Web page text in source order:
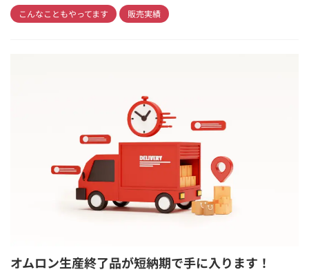
こんなこともやってます 販売実績
オムロン生産終了品が短納期で手に入ります！